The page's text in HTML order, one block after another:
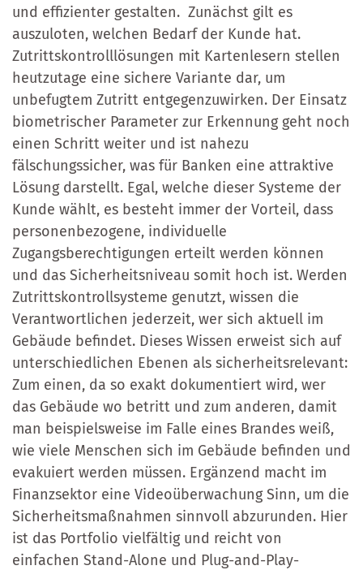
und effizienter gestalten. Zunächst gilt es
auszuloten, welchen Bedarf der Kunde hat.
Zutrittskontrolllösungen mit Kartenlesern stellen
heutzutage eine sichere Variante dar, um
unbefugtem Zutritt entgegenzuwirken. Der Einsatz
biometrischer Parameter zur Erkennung geht noch
einen Schritt weiter und ist nahezu
fälschungssicher, was für Banken eine attraktive
Lösung darstellt. Egal, welche dieser Systeme der
Kunde wählt, es besteht immer der Vorteil, dass
personenbezogene, individuelle
Zugangsberechtigungen erteilt werden können
und das Sicherheitsniveau somit hoch ist. Werden
Zutrittskontrollsysteme genutzt, wissen die
Verantwortlichen jederzeit, wer sich aktuell im
Gebäude befindet. Dieses Wissen erweist sich auf
unterschiedlichen Ebenen als sicherheitsrelevant:
Zum einen, da so exakt dokumentiert wird, wer
das Gebäude wo betritt und zum anderen, damit
man beispielsweise im Falle eines Brandes weiß,
wie viele Menschen sich im Gebäude befinden und
evakuiert werden müssen. Ergänzend macht im
Finanzsektor eine Videoüberwachung Sinn, um die
Sicherheitsmaßnahmen sinnvoll abzurunden. Hier
ist das Portfolio vielfältig und reicht von
einfachen Stand-Alone und Plug-and-Play-